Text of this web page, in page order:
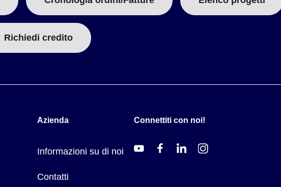
Richiedi credito
Azienda
Informazioni su di noi
Contatti
Connettiti con noi!